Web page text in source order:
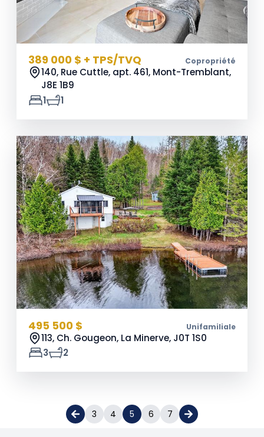
389 000 $ + TPS/TVQ Copropriété
140, Rue Cuttle, apt. 461, Mont-Tremblant,
J8E 1B9
1
1
495 500 $ Unifamiliale
113, Ch. Gougeon, La Minerve, J0T 1S0
3
2
3 4 5 6 7